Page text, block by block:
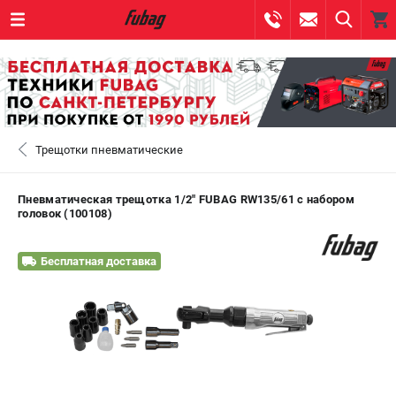
КАТАЛОГ
+7 (8112) 59-10-67 - ЗАКАЗ ЗАПЧАСТЕЙ
+7 (812) 317-60-57 - ЗАКАЗ ИЗДЕЛИЙ
САНКТ-ПЕТЕРБУРГ
0 ₽
Трещотки пневматические
Пневматическая трещотка 1/2" FUBAG RW135/61 с набором
головок (100108)
Бесплатная доставка